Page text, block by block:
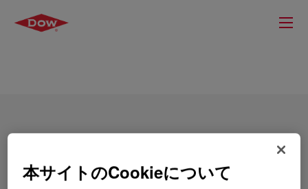
SILASTIC™ NPC 9310-50 Liquid Silicone
Rubber Kit
本サイトのCookieについて